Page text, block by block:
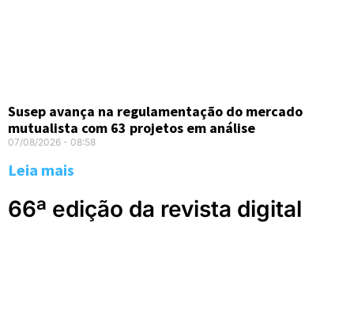
Susep avança na regulamentação do mercado
mutualista com 63 projetos em análise
07/08/2026 08:58
Leia mais
66ª edição da revista digital